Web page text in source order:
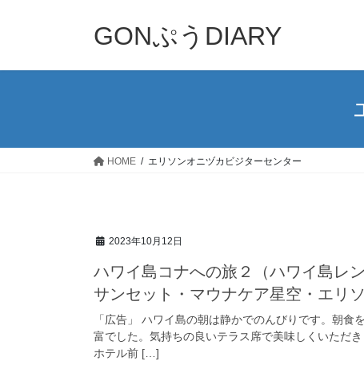
GONぷうDIARY
HOME エリソンオニヅカビジターセンター
2023年10月12日
ハワイ島コナへの旅２（ハワイ島レ
サンセット・マウナケア星空・エリ
「広告」 ハワイ島の朝は静かでのんびりです。朝
富でした。気持ちの良いテラス席で美味しくいただ
ホテル前 […]